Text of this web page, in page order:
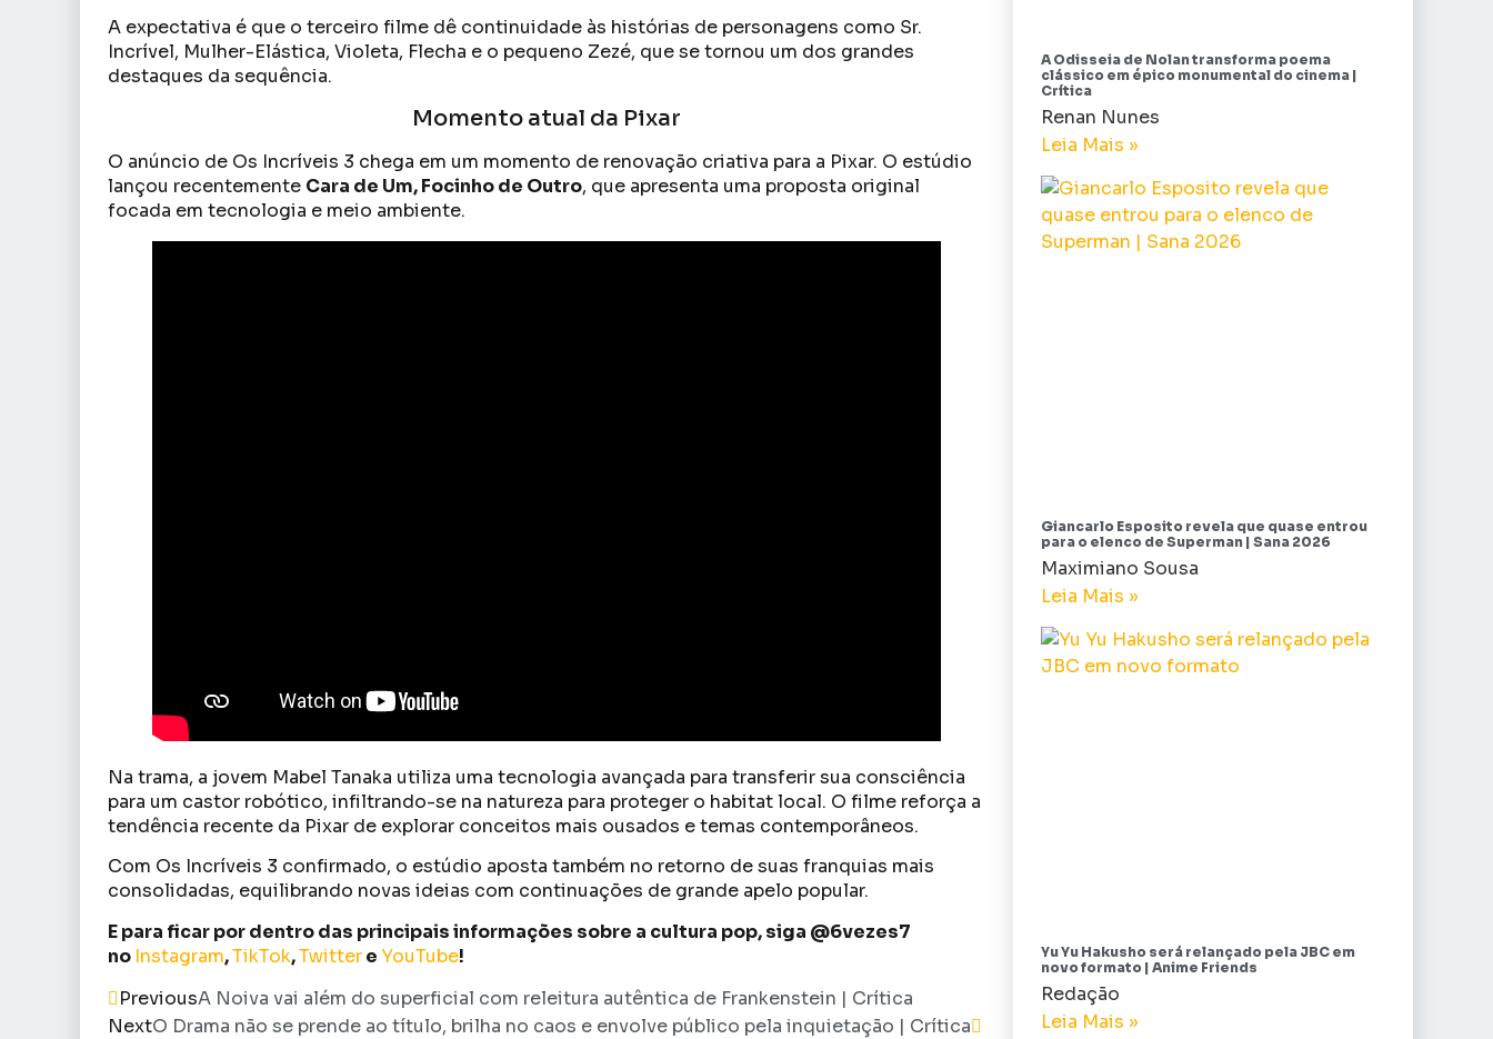
A expectativa é que o terceiro filme dê continuidade às histórias de personagens como Sr.
Incrível, Mulher-Elástica, Violeta, Flecha e o pequeno Zezé, que se tornou um dos grandes
destaques da sequência.
Momento atual da Pixar
O anúncio de Os Incríveis 3 chega em um momento de renovação criativa para a Pixar. O estúdio
lançou recentemente Cara de Um, Focinho de Outro, que apresenta uma proposta original
focada em tecnologia e meio ambiente.
Na trama, a jovem Mabel Tanaka utiliza uma tecnologia avançada para transferir sua consciência
para um castor robótico, infiltrando-se na natureza para proteger o habitat local. O filme reforça a
tendência recente da Pixar de explorar conceitos mais ousados e temas contemporâneos.
Com Os Incríveis 3 confirmado, o estúdio aposta também no retorno de suas franquias mais
consolidadas, equilibrando novas ideias com continuações de grande apelo popular.
E para ficar por dentro das principais informações sobre a cultura pop, siga @6vezes7
no Instagram,TikTok,Twittere YouTube!
PreviousA Noiva vai além do superficial com releitura autêntica de Frankenstein | Crítica
NextO Drama não se prende ao título, brilha no caos e envolve público pela inquietação | Crítica
A Odisseia de Nolan transforma poema
clássico em épico monumental do cinema |
Crítica
Renan Nunes
Leia Mais »
Giancarlo Esposito revela que quase entrou
para o elenco de Superman | Sana 2026
Maximiano Sousa
Leia Mais »
Yu Yu Hakusho será relançado pela JBC em
novo formato | Anime Friends
Redação
Leia Mais »